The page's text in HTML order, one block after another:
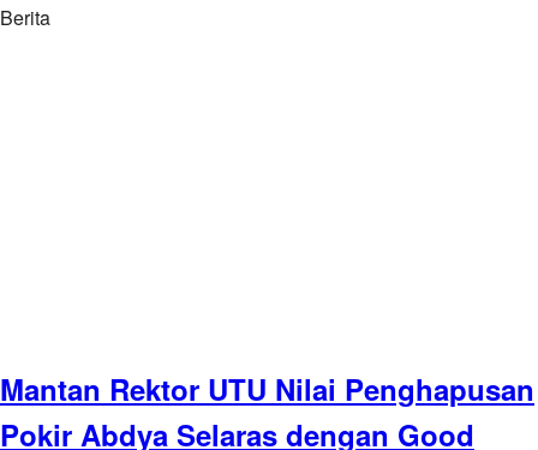
Berita
Mantan Rektor UTU Nilai Penghapusan
Pokir Abdya Selaras dengan Good